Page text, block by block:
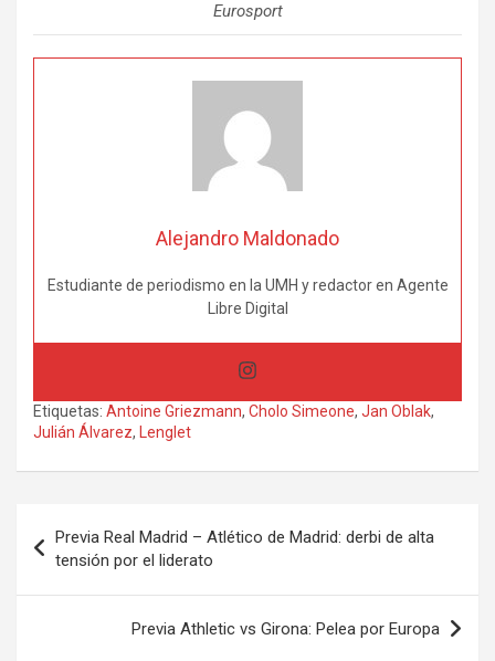
Eurosport
Alejandro Maldonado
Estudiante de periodismo en la UMH y redactor en Agente
Libre Digital
Etiquetas: Antoine Griezmann, Cholo Simeone, Jan Oblak,
Julián Álvarez, Lenglet
de
entradas
Previa Real Madrid – Atlético de Madrid: derbi de alta
tensión por el liderato
Previa Athletic vs Girona: Pelea por Europa